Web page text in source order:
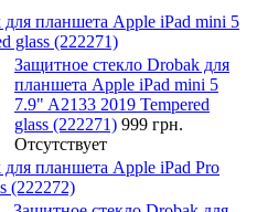
планшета Apple iPad mini 5
glass (222271)
Защитное стекло Drobak для
планшета Apple iPad mini 5
7.9" A2133 2019 Tempered
glass (222271) 999 грн.
Отсутствует
планшета Apple iPad Pro
(222272)